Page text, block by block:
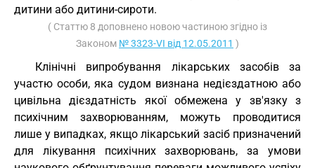
дитини або дитини-сироти.
( Статтю 8 доповнено новою частиною згідно із
Законом № 3323-VI від 12.05.2011 )
Клінічні випробування лікарських засобів за
участю особи, яка судом визнана недієздатною або
цивільна дієздатність якої обмежена у зв'язку з
психічним захворюванням, можуть проводитися
лише у випадках, якщо лікарський засіб призначений
для лікування психічних захворювань, за умови